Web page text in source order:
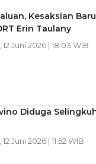
Kesaksian
Erin Taulany
Juni 2026 | 18:03 WIB
Diduga
Juni 2026 | 11:52 WIB